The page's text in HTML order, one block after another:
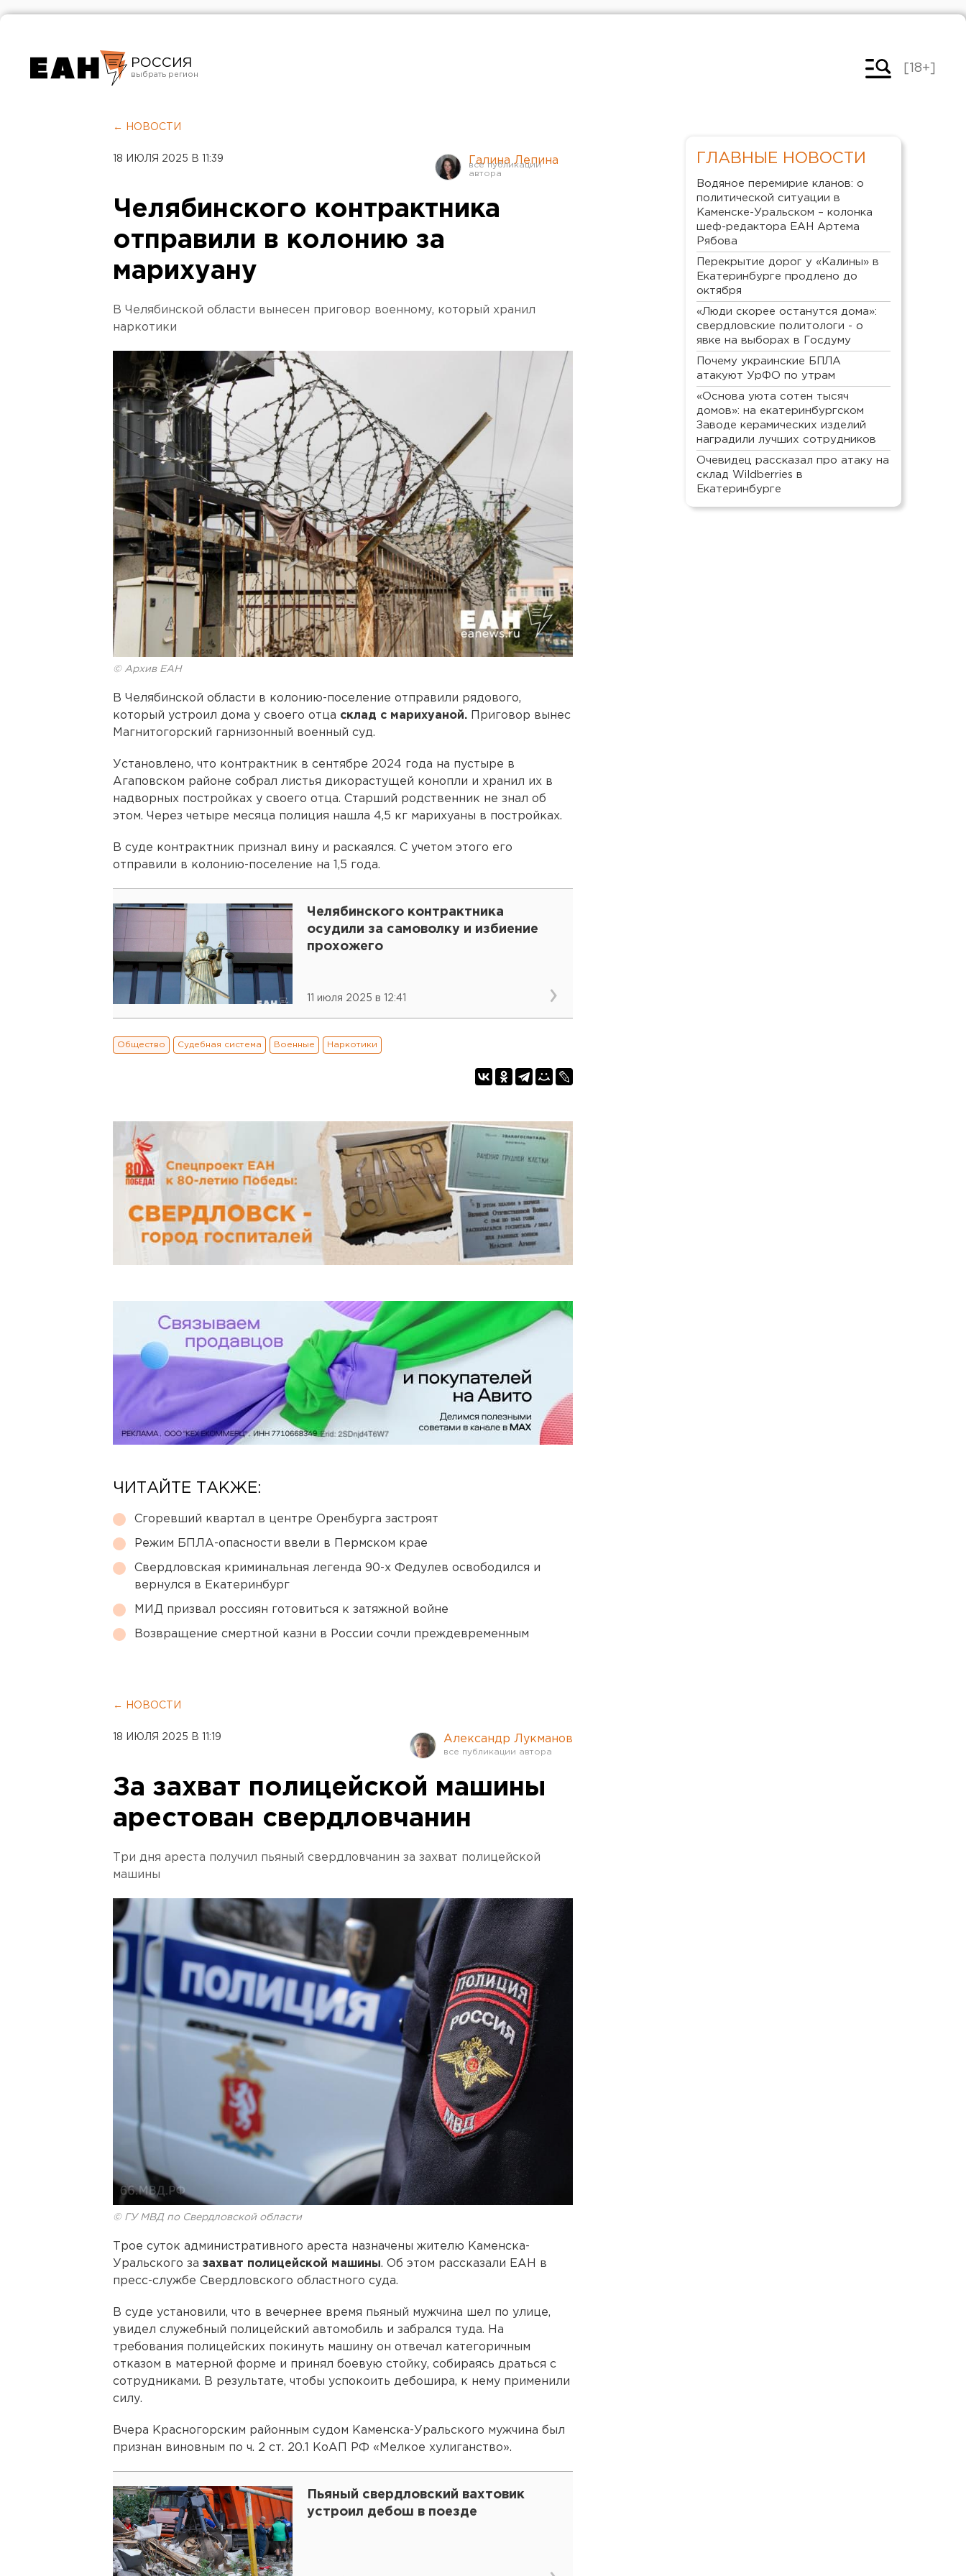
РОССИЯ
Челябинск
[18+]
← НОВОСТИ
18 ИЮЛЯ 2025 В 11:39 Галина Лепина
Челябинского контрактника
отправили в колонию за
марихуану
В Челябинской области вынесен приговор военному, который хранил
наркотики
© Архив ЕАН
В Челябинской области в колонию-поселение отправили рядового,
который устроил дома у своего отца склад с марихуаной.
Приговор вынес
Магнитогорский гарнизонный военный суд.
Установлено, что контрактник в сентябре 2024 года на пустыре в
Агаповском районе собрал листья дикорастущей конопли и хранил их в
надворных постройках у своего отца. Старший родственник не знал об
этом. Через четыре месяца полиция нашла 4,5 кг марихуаны в постройках.
В суде контрактник признал вину и раскаялся. С учетом этого его
отправили в колонию-поселение на 1,5 года.
Челябинского контрактника
осудили за самоволку и избиение
прохожего
11 июля 2025 в 12:41
Общество Судебная система Военные Наркотики
ЧИТАЙТЕ ТАКЖЕ:
Сгоревший квартал в центре Оренбурга застроят
Режим БПЛА-опасности ввели в Пермском крае
Свердловская криминальная легенда 90-х Федулев освободился и
вернулся в Екатеринбург
МИД призвал россиян готовиться к затяжной войне
Возвращение смертной казни в России сочли преждевременным
← НОВОСТИ
18 ИЮЛЯ 2025 В 11:19 Александр Лукманов
За захват полицейской машины
арестован свердловчанин
Три дня ареста получил пьяный свердловчанин за захват полицейской
машины
© ГУ МВД по Свердловской области
Трое суток административного ареста назначены жителю Каменска-
Уральского за захват полицейской машины. Об этом рассказали ЕАН в
пресс-службе Свердловского областного суда.
В суде установили, что в вечернее время пьяный мужчина шел по улице,
увидел служебный полицейский автомобиль и забрался туда. На
требования полицейских покинуть машину он отвечал категоричным
отказом в матерной форме и принял боевую стойку, собираясь драться с
сотрудниками. В результате, чтобы успокоить дебошира, к нему применили
силу.
Вчера Красногорским районным судом Каменска-Уральского мужчина был
признан виновным по ч. 2 ст. 20.1 КоАП РФ «Мелкое хулиганство».
Пьяный свердловский вахтовик
устроил дебош в поезде
ГЛАВНЫЕ НОВОСТИ
Водяное перемирие кланов: о
политической ситуации в
Каменске-Уральском – колонка
шеф-редактора ЕАН Артема
Рябова
Перекрытие дорог у «Калины» в
Екатеринбурге продлено до
октября
«Люди скорее останутся дома»:
свердловские политологи - о
явке на выборах в Госдуму
Почему украинские БПЛА
атакуют УрФО по утрам
«Основа уюта сотен тысяч
домов»: на екатеринбургском
Заводе керамических изделий
наградили лучших сотрудников
Очевидец рассказал про атаку на
склад Wildberries в
Екатеринбурге